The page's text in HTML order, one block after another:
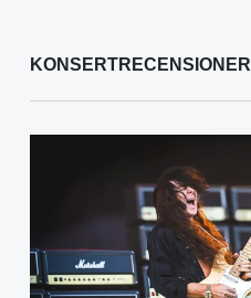
KONSERTRECENSIONER